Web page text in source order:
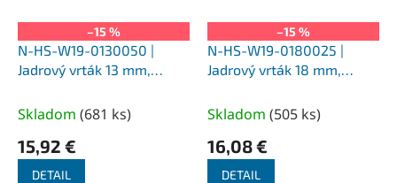
–15 %
N-HS-W19-0130050 |
Jadrový vrták 13 mm,
upnutie Weldon 19
Skladom (681 ks)
15,92 €
DETAIL
–15 %
N-HS-W19-0180025 |
Jadrový vrták 18 mm,
upnutie Weldon 19
Skladom (505 ks)
16,08 €
DETAIL